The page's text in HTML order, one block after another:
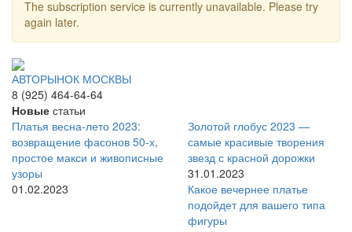
The subscription service is currently unavailable. Please try
again later.
АВТОРЫНОК МОСКВЫ
8 (925) 464-64-64
Новые статьи
Платья весна-лето 2023:
возвращение фасонов 50-х,
простое макси и живописные
узоры
01.02.2023
Золотой глобус 2023 —
самые красивые творения
звезд с красной дорожки
31.01.2023
Какое вечернее платье
подойдет для вашего типа
фигуры